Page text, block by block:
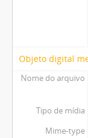
Objeto digital
Nome do arquivo
Tipo de mídia
Mime-type